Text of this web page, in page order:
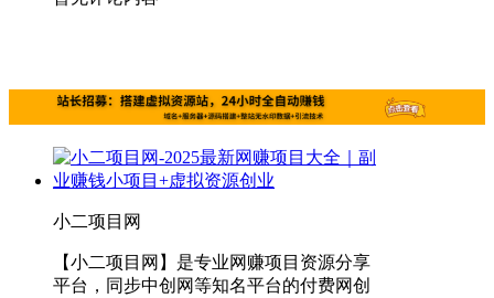
小二项目网
【小二项目网】是专业网赚项目资源分享
平台，同步中创网等知名平台的付费网创